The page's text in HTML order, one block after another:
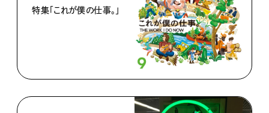
特集「これが僕の仕事。」